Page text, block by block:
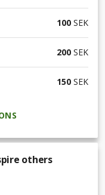
100 SEK
200 SEK
150 SEK
others